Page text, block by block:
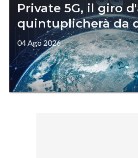
Private 5G, il giro
quintuplicherà da
04 Ago 2026